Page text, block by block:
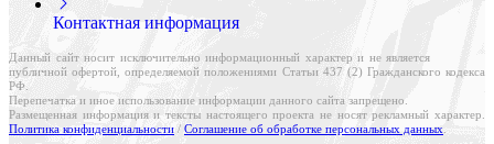
Контактная информация
Данный сайт носит исключительно информационный характер и не является
публичной офертой, определяемой положениями Статьи 437 (2) Гражданского кодекса
РФ.
Перепечатка и иное использование информации данного сайта запрещено.
Размещенная информация и тексты настоящего проекта не носят рекламный характер.
Политика конфиденциальности / Соглашение об обработке персональных данных.